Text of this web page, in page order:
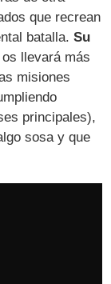
que recrean
batalla.Su
llevará más
misiones
principales),
sosa y que